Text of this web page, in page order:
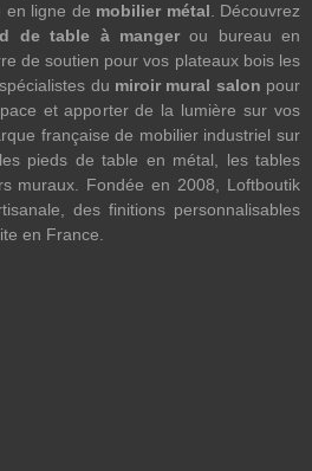
en ligne de mobilier métal . Découvrez
de table à mangerou bureau en
de soutien pour vos plateaux bois les
du miroir mural salon pour
et apporter de la lumière sur vos
française de mobilier industriel sur
pieds de table en métal, les tables
muraux. Fondée en 2008, Loftboutik
des finitions personnalisables
en France.